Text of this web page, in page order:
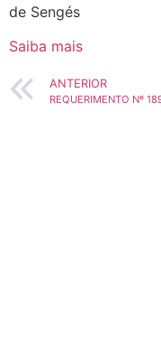
de Sengés
Saiba mais
ANTERIOR
REQUERIMENTO Nº